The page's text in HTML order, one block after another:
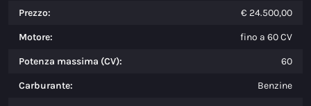
Prezzo: € 24.500,00
Motore: fino a 60 CV
Potenza massima (CV): 60
Carburante: Benzine